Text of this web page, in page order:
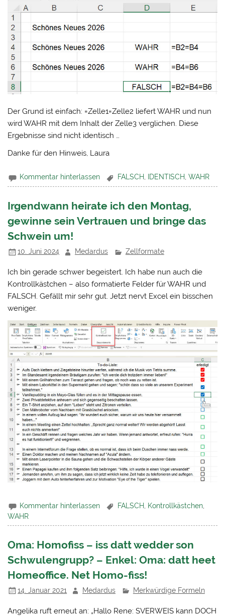
Der Grund ist einfach: =Zelle1=Zelle2 liefert WAHR und nun
wird WAHR mit dem Inhalt der Zelle3 verglichen. Diese
Ergebnisse sind nicht identisch …
Danke für den Hinweis, Laura
Kommentar hinterlassen FALSCH, IDENTISCH,WAHR
Irgendwann heirate ich den Montag,
gewinne sein Vertrauen und bringe das
Schwein um!
10. Juni 2024 Medardus Zellformate
Ich bin gerade schwer begeistert. Ich habe nun auch die
Kontrollkästchen – also formatierte Felder für WAHR und
FALSCH. Gefällt mir sehr gut. Jetzt nervt Excel ein bisschen
weniger.
Kommentar hinterlassen FALSCH Kontrollkästchen
WAHR
Oma: Homofiss – iss datt wedder son
Schwulengrupp? – Enkel: Oma: datt heet
Homeoffice. Net Homo-fiss!
14. Januar 2021 Medardus Merkwürdige Formeln
Angelika ruft erneut an: „Hallo Rene: SVERWEIS kann DOCH